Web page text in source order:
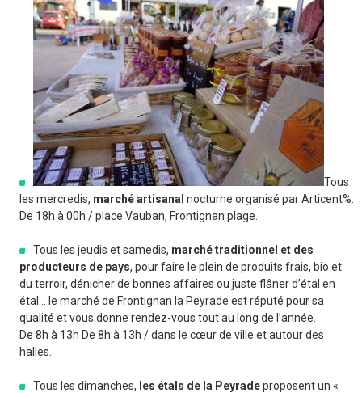
Tous
les mercredis, marché artisanal nocturne organisé par Articent%.
De 18h à 00h / place Vauban, Frontignan plage.
Tous les jeudis et samedis, marché traditionnel et des
producteurs de pays, pour faire le plein de produits frais, bio et
du terroir, dénicher de bonnes affaires ou juste flâner d’étal en
étal… le marché de Frontignan la Peyrade est réputé pour sa
qualité et vous donne rendez-vous tout au long de l’année.
De 8h à 13h De 8h à 13h / dans le cœur de ville et autour des
halles.
Tous les dimanches, les étals de la Peyradeproposent un «